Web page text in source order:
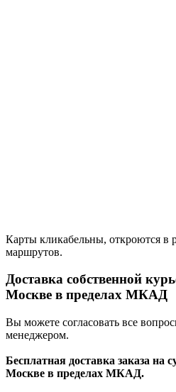
Карты кликабельны, откроются в
маршрутов.
Доставка собственной
Москве в пределах МКАД
Вы можете согласовать все
менеджером.
Бесплатная доставка заказа на
Москве в пределах МКАД.